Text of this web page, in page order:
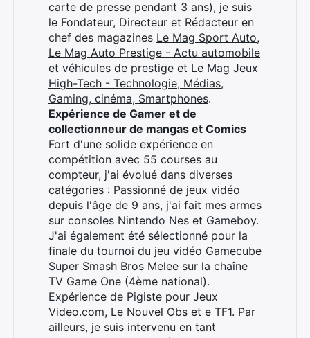
carte de presse pendant 3 ans), je suis
le Fondateur, Directeur et Rédacteur en
chef des magazines Le Mag Sport Auto,
Le Mag Auto Prestige - Actu automobile
et véhicules de prestige et Le Mag Jeux
High-Tech - Technologie, Médias,
Gaming, cinéma, Smartphones.
Expérience de Gamer et de
collectionneur de mangas et Comics
Fort d'une solide expérience en
compétition avec 55 courses au
compteur, j'ai évolué dans diverses
catégories : Passionné de jeux vidéo
depuis l'âge de 9 ans, j'ai fait mes armes
sur consoles Nintendo Nes et Gameboy.
J'ai également été sélectionné pour la
finale du tournoi du jeu vidéo Gamecube
Super Smash Bros Melee sur la chaîne
TV Game One (4ème national).
Expérience de Pigiste pour Jeux
Video.com, Le Nouvel Obs et e TF1. Par
ailleurs, je suis intervenu en tant
Rechercher